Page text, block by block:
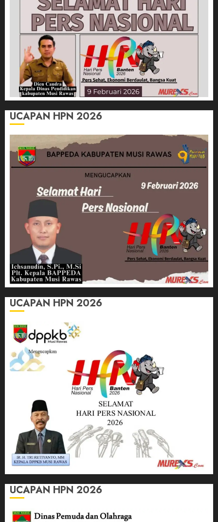
UCAPAN HPN 2026
UCAPAN HPN 2026
UCAPAN HPN 2026